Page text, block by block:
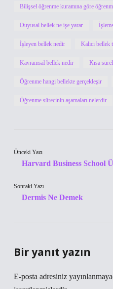
Bilişsel öğrenme kuramına göre
Duyusal bellek ne işe yarar
İşleyen bellek nedir Kalıcı
Kavramsal bellek nedir Kısa
Öğrenme hangi bellekte gerçekleşir
Öğrenme sürecinin aşamaları nelerdir
Önceki Yazı
Harvard Business School
Sonraki Yazı
Dermis Ne Demek
Bir yanıt yazın
E-posta adresiniz